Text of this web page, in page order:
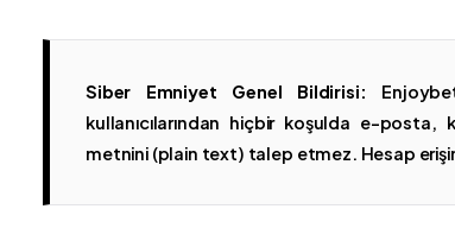
Siber Emniyet Genel Bildirisi:
kullanıcılarından hiçbir koşulda e-posta,
metnini (plain text) talep etmez. Hesap